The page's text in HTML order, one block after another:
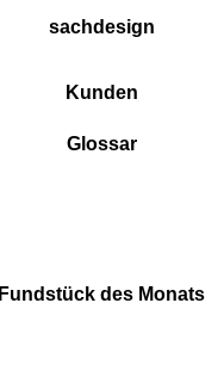
sachdesign
Kunden
Glossar
Fundstück des Monats